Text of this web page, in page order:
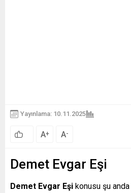
Yayınlama: 10.11.2025
A+ A-
Demet Evgar Eşi
Demet Evgar Eşi konusu şu